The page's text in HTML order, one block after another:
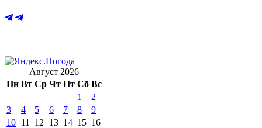
Август 2026
Пн Вт Ср Чт Пт Сб Вс
1
2
3
4 5 6 7 8
9
10 11 12 13 14 15 16